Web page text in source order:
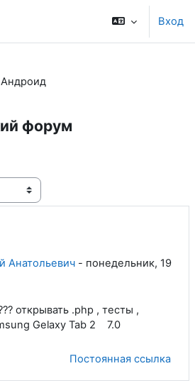
Вход
Андроид
форум
Анатольевич - понедельник, 19
открывать .php , тесты ,
Gelaxy Tab 2 7.0
Постоянная ссылка